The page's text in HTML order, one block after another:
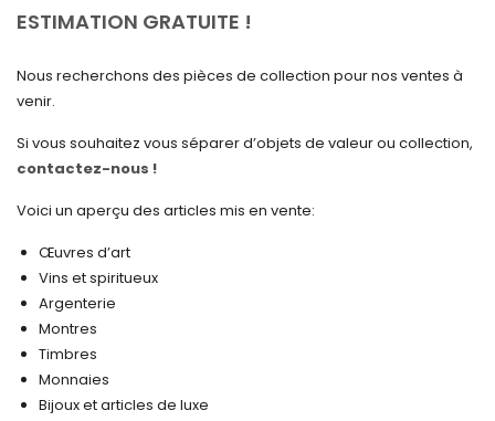
avril 2025
février 2025
décembre 2024
novembre 2024
octobre 2024
septembre 2024
août 2024
mai 2024
ESTIMATION GRATUITE !
Nous recherchons des pièces de collection pour nos ventes à
venir.
Si vous souhaitez vous séparer d’objets de valeur ou collection,
contactez-nous !
Voici un aperçu des articles mis en vente:
Œuvres d’art
Vins et spiritueux
Argenterie
Montres
Timbres
Monnaies
Bijoux et articles de luxe